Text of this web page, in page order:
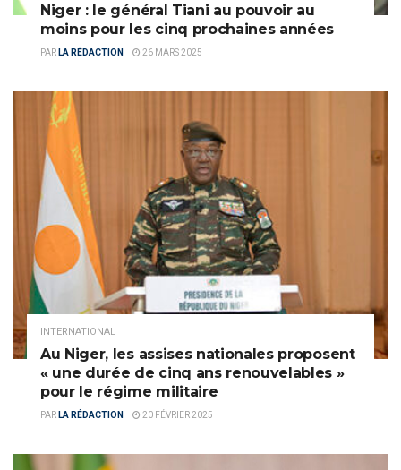
Niger : le général Tiani au pouvoir au
moins pour les cinq prochaines années
PAR LA RÉDACTION 26 MARS 2025
INTERNATIONAL
Au Niger, les assises nationales proposent
« une durée de cinq ans renouvelables »
pour le régime militaire
PAR LA RÉDACTION 20 FÉVRIER 2025